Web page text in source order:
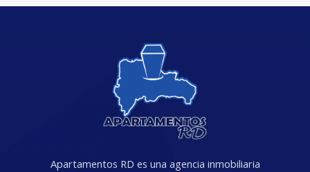
Apartamentos RD es una agencia inmobiliaria